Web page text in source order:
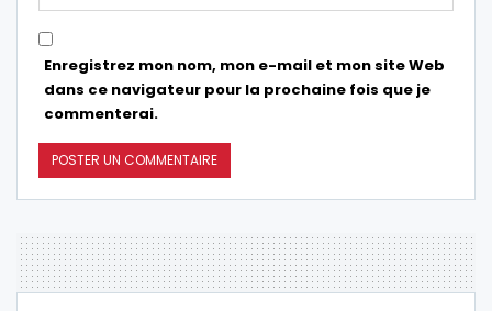
Enregistrez mon nom, mon e-mail et mon site Web
dans ce navigateur pour la prochaine fois que je
commenterai.